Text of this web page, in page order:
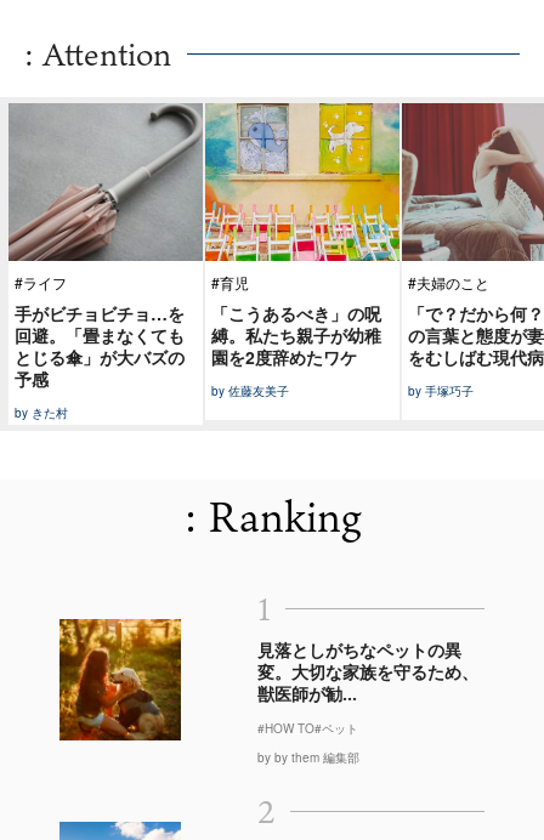
: Attention
#ライフ
手がビチョビチョ…を
回避。「畳まなくても
とじる傘」が大バズの
予感
by きた村
#育児
「こうあるべき」の呪
縛。私たち親子が幼稚
園を2度辞めたワケ
by 佐藤友美子
#夫婦のこと
「で？だから何
の言葉と態度が
をむしばむ現代病
by 手塚巧子
: Ranking
1
見落としがちなペットの異
変。大切な家族を守るため、
獣医師が勧...
#HOW TO#ペット
by by them 編集部
2